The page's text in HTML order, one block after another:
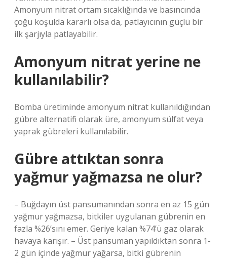
Amonyum nitrat ortam sıcaklığında ve basıncında
çoğu koşulda kararlı olsa da, patlayıcının güçlü bir
ilk şarjıyla patlayabilir.
Amonyum nitrat yerine ne
kullanılabilir?
Bomba üretiminde amonyum nitrat kullanıldığından
gübre alternatifi olarak üre, amonyum sülfat veya
yaprak gübreleri kullanılabilir.
Gübre attıktan sonra
yağmur yağmazsa ne olur?
– Buğdayın üst pansumanından sonra en az 15 gün
yağmur yağmazsa, bitkiler uygulanan gübrenin en
fazla %26’sını emer. Geriye kalan %74’ü gaz olarak
havaya karışır. – Üst pansuman yapıldıktan sonra 1-
2 gün içinde yağmur yağarsa, bitki gübrenin